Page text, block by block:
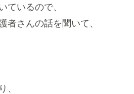
ているので、
者さんの話を聞いて、
、